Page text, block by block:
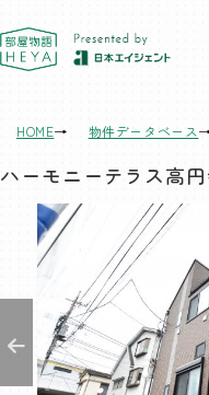
東京 部屋物語
HOME 物件データベース
ハーモニーテラス高